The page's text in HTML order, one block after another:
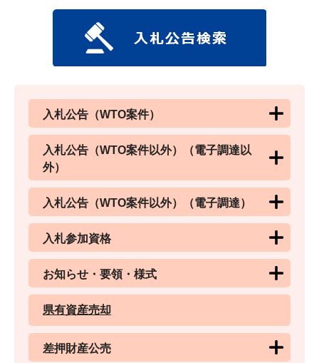
入札公告（WTO案件）
入札公告（WTO案件以外）（電子調達以
外）
入札公告（WTO案件以外）（電子調達）
入札参加資格
お知らせ・要領・様式
県有資産売却
差押財産公売